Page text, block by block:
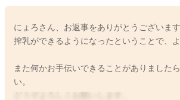
搾乳器のカップとお胸との間に隙間があっ
正しく搾乳器は組み立てられているでしょう
もらうこと、何かすっきりとしない原因に
けたらと思います。
にょろさん、お返事をありがとうございます
搾乳ができるようになったということで、
また何かお手伝いできることがありました
い。
どうぞよろしくお願いします。